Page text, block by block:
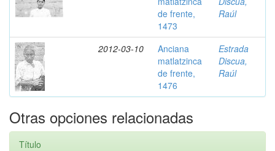
de frente,
1473
Raúl
2012-03-10
Anciana
matlatzinca
de frente,
1476
Estrada
Discua,
Raúl
Otras opciones relacionadas
Título